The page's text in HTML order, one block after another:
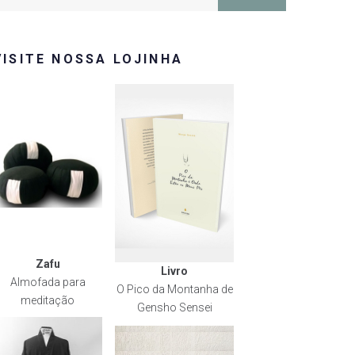
NOSSA LOJINHA
Zafu
Almofada para
meditação
Livro
O Pico da Montanha de
Gensho Sensei